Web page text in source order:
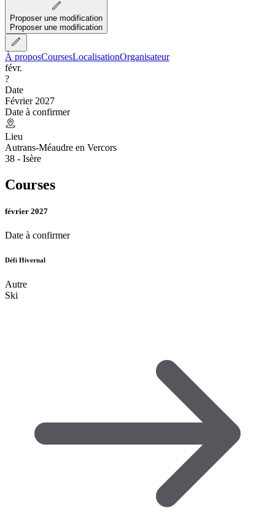
Proposer une modification
Proposer une modification
À proposCoursesLocalisationOrganisateur
févr.
?
Date
Février 2027
Date à confirmer
Lieu
Autrans-Méaudre en Vercors
38 - Isère
Courses
février 2027
Date à confirmer
Défi Hivernal
Autre
Ski